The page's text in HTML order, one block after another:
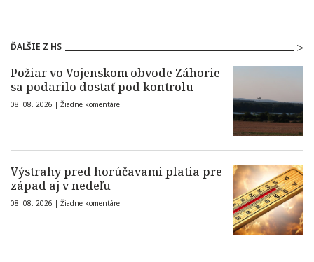
ĎALŠIE Z HS
Požiar vo Vojenskom obvode Záhorie
sa podarilo dostať pod kontrolu
08. 08. 2026 | Žiadne komentáre
Výstrahy pred horúčavami platia pre
západ aj v nedeľu
08. 08. 2026 | Žiadne komentáre